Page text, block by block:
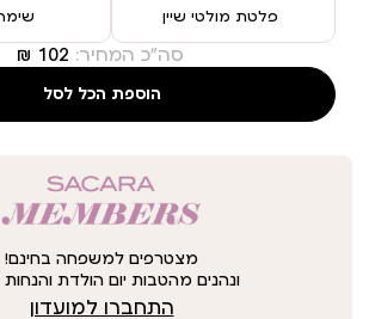
פלטת מולטי שיין
סה"כ המחיר:
הוספת הכל לסל
מצטרפים למשפחה בחינם!
ונהנים מהטבות יום הולדת והנחות
התחברו למועדון